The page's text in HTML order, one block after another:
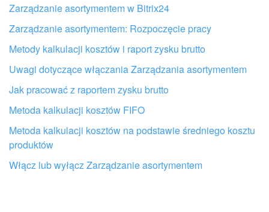
Otrzymaj pomoc przy konfiguracji
Bitrix24 od lokalnych specjalistów
Zarządzanie asortymentem w Bitrix24
Zarządzanie asortymentem: Rozpoczęcie pracy
Metody kalkulacji kosztów i raport zysku brutto
Uwagi dotyczące włączania Zarządzania asortymentem
Jak pracować z raportem zysku brutto
Metoda kalkulacji kosztów FIFO
Metoda kalkulacji kosztów na podstawie średniego kosztu
produktów
Włącz lub wyłącz Zarządzanie asortymentem